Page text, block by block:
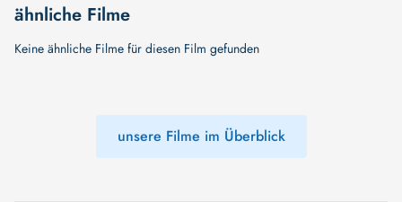
ähnliche Filme
Keine ähnliche Filme für diesen Film gefunden
unsere Filme im Überblick